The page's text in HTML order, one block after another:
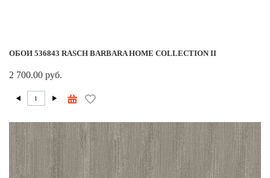
ОБОИ 536843 RASCH BARBARA HOME COLLECTION II
2 700.00 руб.